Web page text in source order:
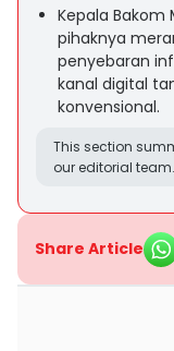
Kepala
pihaknya
penyebaran
kanal digital
konvensional.
This section
our editorial team.
Share Article